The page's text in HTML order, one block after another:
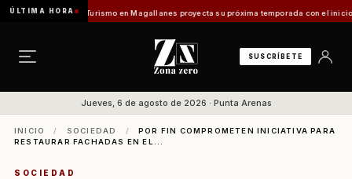
ÚLTIMA HORA
Vladilo] Turismo en Magallanes proyecta su próxima temporada con el inicio de
SUSCRÍBETE
Jueves, 6 de agosto de 2026 · Punta Arenas
INICIO / SOCIEDAD /
POR FIN COMPROMETEN INICIATIVA PARA
RESTAURAR FACHADAS EN EL...
SOCIEDAD